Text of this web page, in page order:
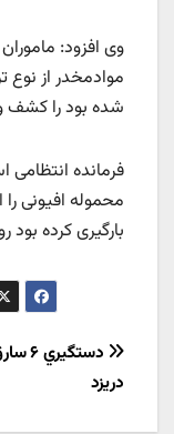
موادمخدر از نوع
شده بود را کشف
فرمانده
محموله افیونی
بارگیری کرده بود
راهبری
نوشته
دريزد